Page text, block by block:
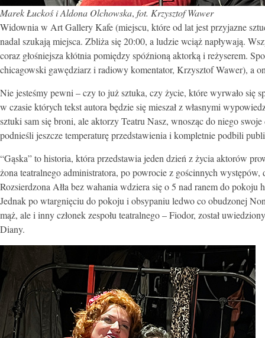
Marek Łuckoś i Aldona Olchowska, fot. Krzysztof Wawer
Widownia w Art Gallery Kafe (miejscu, które od lat jest przyjazne
nadal szukają miejsca. Zbliża się 20:00, a ludzie wciąż napływają.
coraz głośniejsza kłótnia pomiędzy spóźnioną aktorką i reżyserem.
chicagowski gawędziarz i radiowy komentator, Krzysztof Wawer), a
Nie jesteśmy pewni – czy to już sztuka, czy życie, które wyrwało się
w czasie których tekst autora będzie się mieszał z własnymi
sztuki sam się broni, ale aktorzy Teatru Nasz, wnosząc do niego
podnieśli jeszcze temperaturę przedstawienia i kompletnie podbili
“Gąska” to historia, która przedstawia jeden dzień z życia aktorów
żona teatralnego administratora, po powrocie z gościnnych
Rozsierdzona Ałła bez wahania wdziera się o 5 nad ranem do
Jednak po wtargnięciu do pokoju i obsypaniu ledwo co obudzonej
mąż, ale i inny członek zespołu teatralnego – Fiodor, został
Diany.